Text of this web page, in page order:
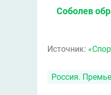
Соболев
Источник:
Россия.